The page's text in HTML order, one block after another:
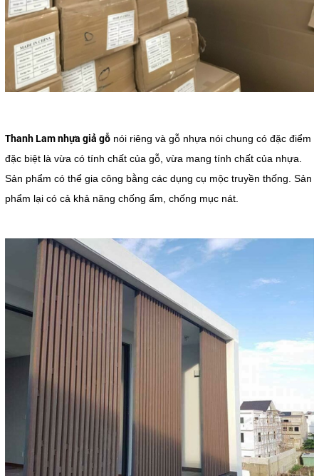
Thanh Lam nhựa giả gỗnói riêng và gỗ nhựa nói chung có đặc điểm
đặc biệt là vừa có tính chất của gỗ, vừa mang tính chất của nhựa.
Sản phẩm có thể gia công bằng các dụng cụ mộc truyền thống. Sản
phẩm lại có cả khả năng chống ẩm, chống mục nát.